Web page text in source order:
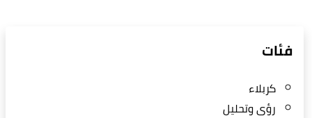
فئات
كربلاء
رؤى وتحليل